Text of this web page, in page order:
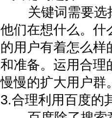
关键词需要选择
他们在想什么。什
的用户有着怎么样
和准备。运用合理
慢慢的扩大用户群
3.合理利用百度的